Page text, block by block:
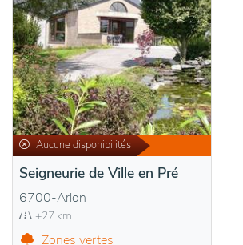
Aucune disponibilités
Seigneurie de Ville en Pré
6700-Arlon
+27 km
Zones vertes